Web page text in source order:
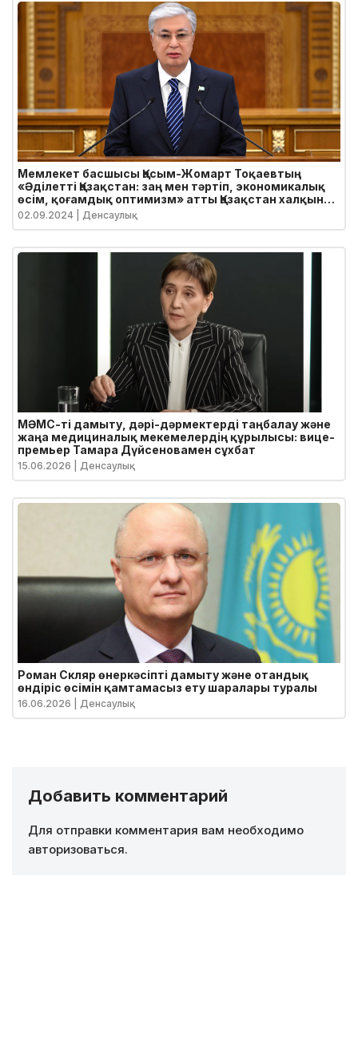
Мемлекет басшысы Қасым-Жомарт Тоқаевтың
«Әділетті Қазақстан: заң мен тәртіп, экономикалық
өсім, қоғамдық оптимизм» атты Қазақстан халқына
Жолдауы
02.09.2024 | Денсаулық
МӘМС-ті дамыту, дәрі-дәрмектерді таңбалау және
жаңа медициналық мекемелердің құрылысы: вице-
премьер Тамара Дүйсеновамен сұхбат
15.06.2026 | Денсаулық
Роман Скляр өнеркәсіпті дамыту және отандық
өндіріс өсімін қамтамасыз ету шаралары туралы
16.06.2026 | Денсаулық
Добавить комментарий
Для отправки комментария вам необходимо
авторизоваться.